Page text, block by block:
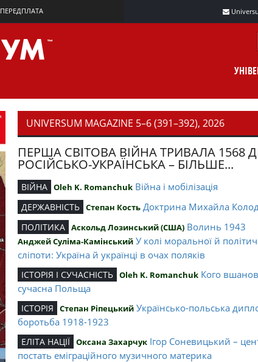
ПЕРЕДПЛАТА
UNIVERSUM MAGAZINE 5–6 (391–392), 2026
ПЕРША СВІТОВА ВІЙНА ТРИВАЛА 1568
РОСІЙСЬКО-УКРАЇНСЬКА – БІЛЬШЕ...
ВІЙНА Oleh K. Romanchuk Війна і мобілізація
ДЕРЖАВНІСТЬ Степан Кость Доктрина Михайла
ПОЛІТИКА Аскольд Лозинський (США) Волинь 1943
Анджей Суліма-Камінський У колі моральної й
сліпоти: Україна й українці в очах поляків
ІСТОРІЯ І СУЧАСНІСТЬ Oleh K. Romanchuk Кого
сучасна Польща
ІСТОРІЯ Степан Ріпецький Українсько-польська
боротьба 1918-1923
ЕЛІТА НАЦІЇ Оксана Захарчук Ігор Соневицький –
постать еміграційного музичного материка